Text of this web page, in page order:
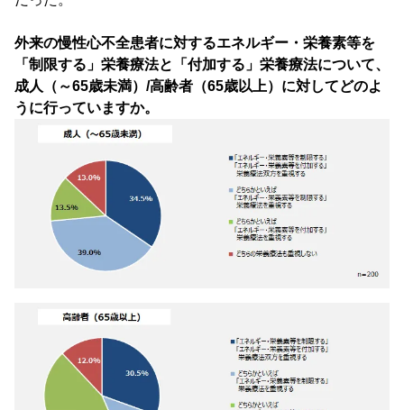
外来の慢性心不全患者に対するエネルギー・栄養素等を
「制限する」栄養療法と「付加する」栄養療法について、
成人（～65歳未満）/高齢者（65歳以上）に対してどのよ
うに行っていますか。